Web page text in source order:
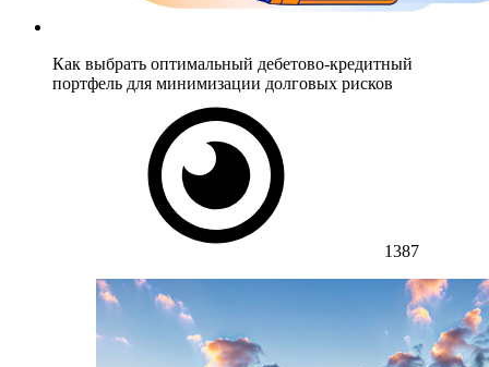
Как выбрать оптимальный дебетово-кредитный
портфель для минимизации долговых рисков
1387